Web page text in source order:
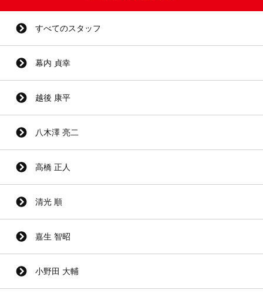
すべてのスタッフ
幕内 貞幸
越後 康平
八木澤 亮二
高橋 正人
清光 順
嘉生 智昭
小野田 大輔